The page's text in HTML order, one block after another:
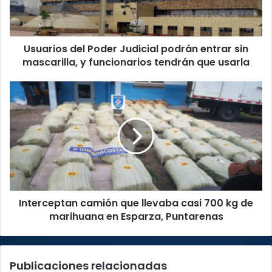
sin
mascarilla,
y
funcionarios
tendrán
usarla
Usuarios del Poder Judicial podrán entrar sin
mascarilla, y funcionarios tendrán que usarla
Interceptan
camión
que
llevaba
casi
700
kg
de
marihuana
Interceptan camión que llevaba casi 700 kg de
marihuana en Esparza, Puntarenas
Publicaciones relacionadas